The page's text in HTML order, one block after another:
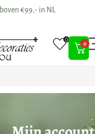
boven €99,- in NL
0
0